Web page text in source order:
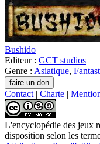
Bushido
Editeur : GCT studios
Genre : Asiatique,
Contact | Charte |
L'encyclopédie des jeux
disposition selon les